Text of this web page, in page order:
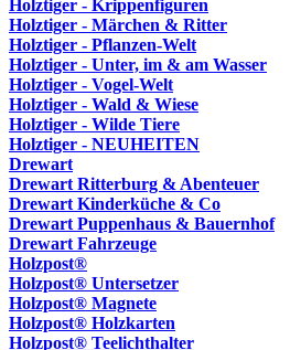
Holztiger - Krippenfiguren
Holztiger - Märchen & Ritter
Holztiger - Pflanzen-Welt
Holztiger - Unter, im & am Wasser
Holztiger - Vogel-Welt
Holztiger - Wald & Wiese
Holztiger - Wilde Tiere
Holztiger - NEUHEITEN
Drewart
Drewart Ritterburg & Abenteuer
Drewart Kinderküche & Co
Drewart Puppenhaus & Bauernhof
Drewart Fahrzeuge
Holzpost®
Holzpost® Untersetzer
Holzpost® Magnete
Holzpost® Holzkarten
Holzpost® Teelichthalter